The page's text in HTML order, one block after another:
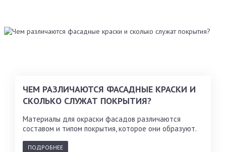
ЧЕМ РАЗЛИЧАЮТСЯ ФАСАДНЫЕ КРАСКИ И
СКОЛЬКО СЛУЖАТ ПОКРЫТИЯ?
Материалы для окраски фасадов различаются
составом и типом покрытия, которое они образуют.
ПОДРОБНЕЕ